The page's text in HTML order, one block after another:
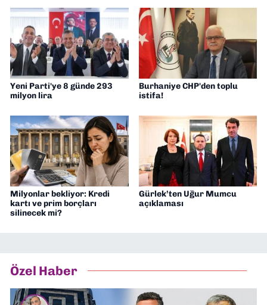
Yeni Parti'ye 8 günde 293
milyon lira
Burhaniye CHP'den toplu
istifa!
Milyonlar bekliyor: Kredi
kartı ve prim borçları
silinecek mi?
Gürlek’ten Uğur Mumcu
açıklaması
Özel Haber